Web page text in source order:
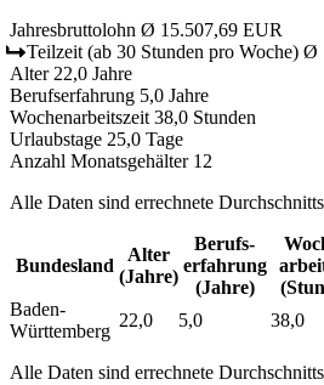
Jahresbruttolohn Ø 15.507,69 EUR
Teilzeit (ab 30 Stunden pro Woche) Ø
Alter 22,0 Jahre
Berufserfahrung 5,0 Jahre
Wochenarbeitszeit 38,0 Stunden
Urlaubstage 25,0 Tage
Anzahl Monatsgehälter 12
Alle Daten sind errechnete
Bundesland
Alter
(Jahre)
Berufs­
erfahrung
(Jahre)
Baden-
Württemberg
22,0 5,0 38,0
Alle Daten sind errechnete